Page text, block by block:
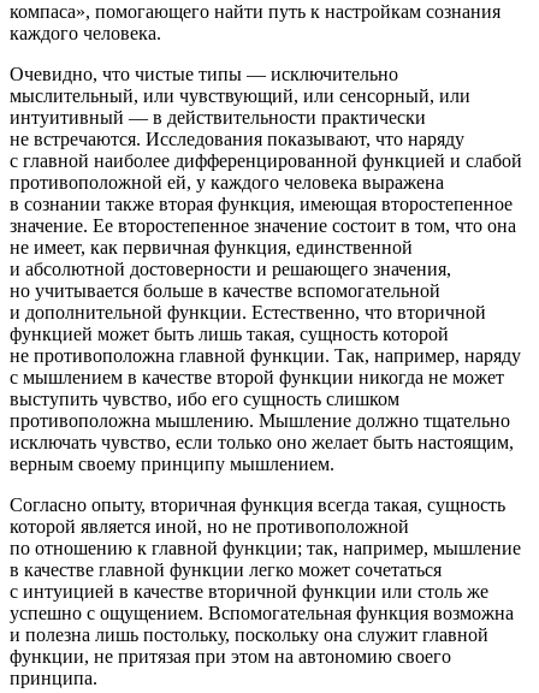
компаса», помогающего найти путь к настройкам сознания
каждого человека.
Очевидно, что чистые типы — исключительно
мыслительный, или чувствующий, или сенсорный, или
интуитивный — в действительности практически
не встречаются. Исследования показывают, что наряду
с главной наиболее дифференцированной функцией и слабой
противоположной ей, у каждого человека выражена
в сознании также вторая функция, имеющая второстепенное
значение. Ее второстепенное значение состоит в том, что она
не имеет, как первичная функция, единственной
и абсолютной достоверности и решающего значения,
но учитывается больше в качестве вспомогательной
и дополнительной функции. Естественно, что вторичной
функцией может быть лишь такая, сущность которой
не противоположна главной функции. Так, например, наряду
с мышлением в качестве второй функции никогда не может
выступить чувство, ибо его сущность слишком
противоположна мышлению. Мышление должно тщательно
исключать чувство, если только оно желает быть настоящим,
верным своему принципу мышлением.
Согласно опыту, вторичная функция всегда такая, сущность
которой является иной, но не противоположной
по отношению к главной функции; так, например, мышление
в качестве главной функции легко может сочетаться
с интуицией в качестве вторичной функции или столь же
успешно с ощущением. Вспомогательная функция возможна
и полезна лишь постольку, поскольку она служит главной
функции, не притязая при этом на автономию своего
принципа.